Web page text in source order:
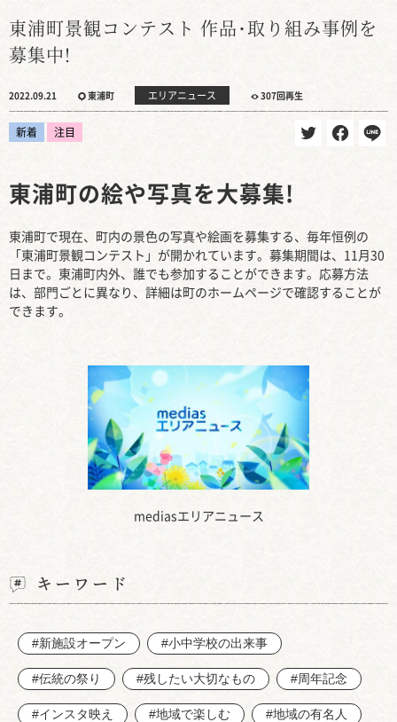
東浦町景観コンテスト 作品･取り組み事例を
募集中!
2022.09.21 東浦町 エリアニュース 307回再生
新着 注目
mediasエリアニュース
東浦町の絵や写真を大募集!
東浦町で現在、町内の景色の写真や絵画を募集する、毎年恒例の
「東浦町景観コンテスト」が開かれています。募集期間は、11月30
日まで。東浦町内外、誰でも参加することができます。応募方法
は、部門ごとに異なり、詳細は町のホームページで確認することが
できます。
キーワード
#新施設オープン #小中学校の出来事
#伝統の祭り #残したい大切なもの #周年記念
#インスタ映え #地域で楽しむ #地域の有名人